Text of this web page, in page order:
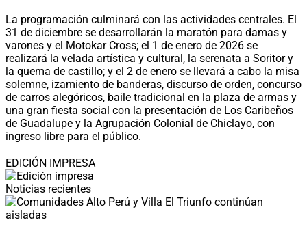
La programación culminará con las actividades centrales. El
31 de diciembre se desarrollarán la maratón para damas y
varones y el Motokar Cross; el 1 de enero de 2026 se
realizará la velada artística y cultural, la serenata a Soritor y
la quema de castillo; y el 2 de enero se llevará a cabo la misa
solemne, izamiento de banderas, discurso de orden, concurso
de carros alegóricos, baile tradicional en la plaza de armas y
una gran fiesta social con la presentación de Los Caribeños
de Guadalupe y la Agrupación Colonial de Chiclayo, con
ingreso libre para el público.
EDICIÓN IMPRESA
Noticias recientes